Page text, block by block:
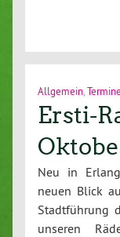
Allgemein Termine
Ersti-
Neu in
neuen Blick
Stadtführung
unseren